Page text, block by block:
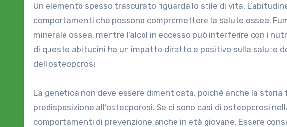
Un elemento spesso trascurato riguarda lo stile di vita.
comportamenti che possono compromettere la salute ossea.
minerale ossea, mentre l’alcol in eccesso può interferire con i
di queste abitudini ha un impatto diretto e positivo sulla salute
dell’osteoporosi.
La genetica non deve essere dimenticata, poiché anche la
predisposizione all’osteoporosi. Se ci sono casi di osteoporosi
comportamenti di prevenzione anche in età giovane. Essere